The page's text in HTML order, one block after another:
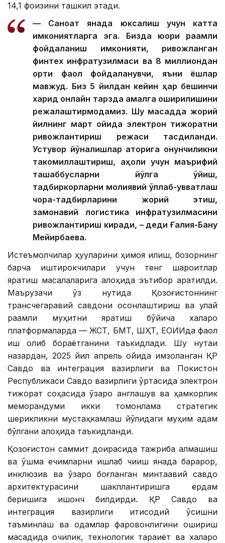
14,1 фоизини ташкил этади.
— Саноат янада юксалиш учун катта
имкониятларга эга. Бизда юқори рақамли
фойдаланиш имконияти, ривожланган
финтех инфратузилмаси ва 8 миллиондан
ортиқ фаол фойдаланувчи, яъни ёшлар
мавжуд. Биз 5 йилдан кейин ҳар бешинчи
харид онлайн тарзда амалга оширилишини
режалаштирмоқдамиз. Шу мақсадда жорий
йилнинг март ойида электрон тижоратни
ривожлантириш режаси тасдиқланди.
Устувор йўналишлар қаторига қонунчиликни
такомиллаштириш, аҳоли учун маърифий
ташаббусларни йўлга қўйиш,
тадбиркорларни молиявий қўллаб-қувватлаш
чора-тадбирларини жорий этиш,
замонавий логистика инфратузилмасини
ривожлантириш киради, – деди Ғалия-Бану
Мейирбаева.
Истеъмолчилар ҳуқуқларини ҳимоя қилиш, бозорнинг
барча иштирокчилари учун тенг шароитлар
яратиш масалаларига алоҳида эътибор қаратилди.
Маърузачи ўз нутқида Қозоғистоннинг
трансчегаравий савдони осонлаштириш ва қулай
рақамли муҳитни яратиш бўйича халқаро
платформаларда — ЖСТ, БМТ, ШҲТ, ЕОИИда фаол
иш олиб бораётганини таъкидлади. Шу нуқтаи
назардан, 2025 йил апрель ойида имзоланган ҚР
Савдо ва интеграция вазирлиги ва Покистон
Республикаси Савдо вазирлиги ўртасида электрон
тижорат соҳасида ўзаро англашув ва ҳамкорлик
меморандуми икки томонлама стратегик
шерикликни мустаҳкамлаш йўлидаги муҳим қадам
бўлгани алоҳида таъкидланди.
Қозоғистон саммит доирасида тажриба алмашиш
ва қўшма ечимларни ишлаб чиқиш янада барқарор,
инклюзив ва ўзаро боғланган минтақавий савдо
архитектурасини шакллантиришга ёрдам
беришига ишонч билдирди. ҚР Савдо ва
интеграция вазирлиги иқтисодий ўсишни
таъминлаш ва одамлар фаровонлигини ошириш
мақсадида очиқлик, технологик тараққиёт ва халқаро